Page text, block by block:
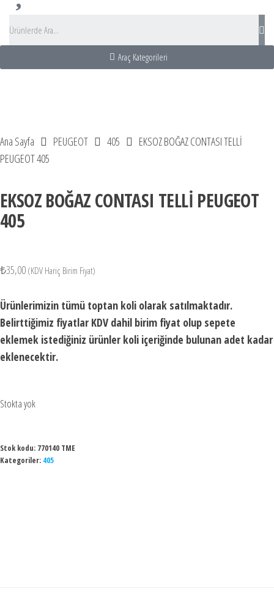
Araç Kategorileri
Ana Sayfa PEUGEOT 405
EKSOZ BOĞAZ CONTASI TELLİ
PEUGEOT 405
EKSOZ BOĞAZ CONTASI TELLİ PEUGEOT
405
₺35,00 (KDV Hariç Birim Fiyat)
Ürünlerimizin tümü toptan koli olarak satılmaktadır.
Belirttiğimiz fiyatlar KDV dahil birim fiyat olup sepete
eklemek istediğiniz ürünler koli içeriğinde bulunan adet kadar
eklenecektir.
Stokta yok
Stok kodu: 770140 TME
Kategoriler: 405